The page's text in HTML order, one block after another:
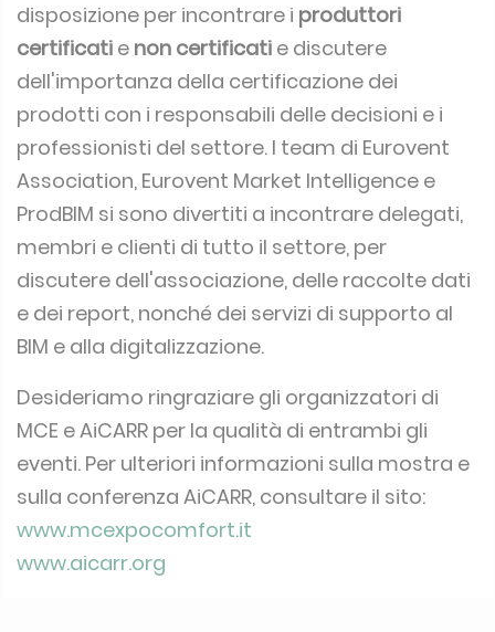
disposizione per incontrare i produttori
certificati e non certificati e discutere
dell'importanza della certificazione dei
prodotti con i responsabili delle decisioni e i
professionisti del settore. I team di Eurovent
Association, Eurovent Market Intelligence e
ProdBIM si sono divertiti a incontrare delegati,
membri e clienti di tutto il settore, per
discutere dell'associazione, delle raccolte dati
e dei report, nonché dei servizi di supporto al
BIM e alla digitalizzazione.
Desideriamo ringraziare gli organizzatori di
MCE e AiCARR per la qualità di entrambi gli
eventi. Per ulteriori informazioni sulla mostra e
sulla conferenza AiCARR, consultare il sito:
www.mcexpocomfort.it
www.aicarr.org